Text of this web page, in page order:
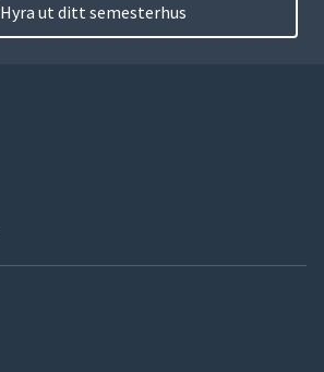
Hyra ut ditt semesterhus